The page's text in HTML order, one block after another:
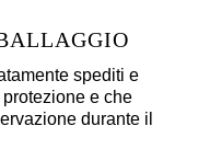
spediti e
e che
durante il